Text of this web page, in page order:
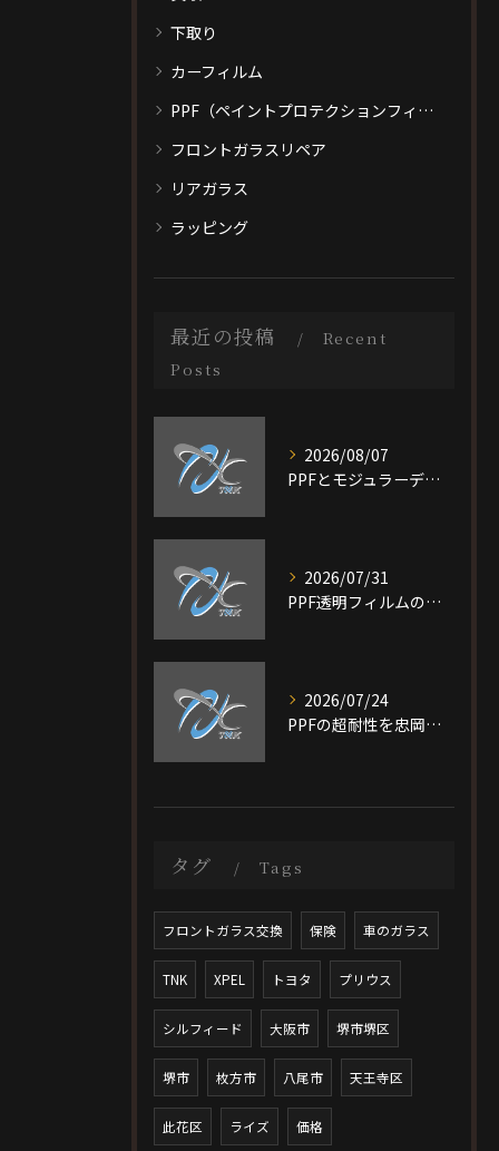
下取り
カーフィルム
PPF（ペイントプロテクションフィルム）
フロントガラスリペア
リアガラス
ラッピング
最近の投稿
Recent
Posts
2026/08/07
PPFとモジュラーデザイン施工を大阪府大阪市旭区で選ぶ際の比較ポイントと最適なプラン選び完全ガイド
2026/07/31
PPF透明フィルムの特徴と費用相場を短時間で理解し愛車を守る選び方ガイド
2026/07/24
PPFの超耐性を忠岡町で実現する大阪府泉北郡で後悔しない施工ガイド
タグ Tags
フロントガラス交換 保険 車のガラス
TNK XPEL トヨタ プリウス
シルフィード 大阪市 堺市堺区
堺市 枚方市 八尾市 天王寺区
此花区 ライズ 価格